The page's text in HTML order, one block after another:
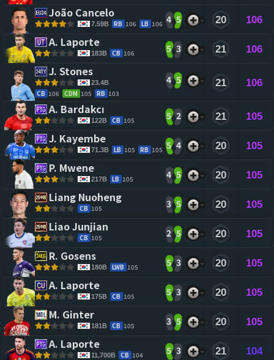
João Cancelo
7.59B RB 106 LB 106 4 5 20 106
A. Laporte
183B CB 106 5 3 21 106
J. Stones
23.4B
CB 106 CDM 105 RB 103
4 5 21 106
A. Bardakcı
122B CB 105 5 2 21 105
J. Kayembe
71.3B LB 105 RB 105 5 4 20 105
P. Mwene
217B LB 105 4 5 20 105
Liang Nuoheng
CB 105 3 5 20 105
Liao Junjian
CB 105 2 5 20 105
R. Gosens
180B LWB 105 5 3 20 105
A. Laporte
175B CB 105 5 3 20 105
M. Ginter
181B CB 105 3 5 20 105
A. Laporte
11,700B CB 104 5 3 21 104